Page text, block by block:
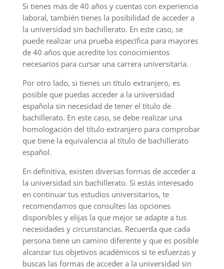
Si tienes más de 40 años y cuentas con experiencia
laboral, también tienes la posibilidad de acceder a
la universidad sin bachillerato. En este caso, se
puede realizar una prueba específica para mayores
de 40 años que acredite los conocimientos
necesarios para cursar una carrera universitaria.
Por otro lado, si tienes un título extranjero, es
posible que puedas acceder a la universidad
española sin necesidad de tener el título de
bachillerato. En este caso, se debe realizar una
homologación del título extranjero para comprobar
que tiene la equivalencia al título de bachillerato
español.
En definitiva, existen diversas formas de acceder a
la universidad sin bachillerato. Si estás interesado
en continuar tus estudios universitarios, te
recomendamos que consultes las opciones
disponibles y elijas la que mejor se adapte a tus
necesidades y circunstancias. Recuerda que cada
persona tiene un camino diferente y que es posible
alcanzar tus objetivos académicos si te esfuerzas y
buscas las formas de acceder a la universidad sin